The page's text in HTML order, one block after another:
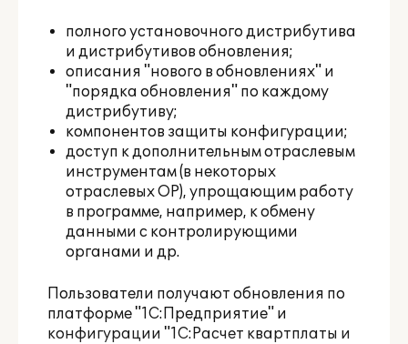
полного установочного дистрибутива
и дистрибутивов обновления;
описания "нового в обновлениях" и
"порядка обновления" по каждому
дистрибутиву;
компонентов защиты конфигурации;
доступ к дополнительным отраслевым
инструментам (в некоторых
отраслевых ОР), упрощающим работу
в программе, например, к обмену
данными с контролирующими
органами и др.
Пользователи получают обновления по
платформе "1С:Предприятие" и
конфигурации "1С:Расчет квартплаты и